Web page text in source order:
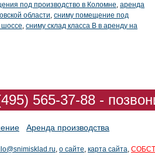
под производство в Коломне, аренда
области, сниму помещение под
шоссе, сниму склад класса В в аренду на
565-37-88 -
Аренда производства
, о сайте, карта сайта,